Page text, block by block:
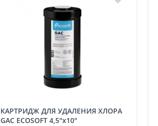
КАРТРИДЖ ДЛЯ УДАЛЕНИЯ ХЛОРА
GAC ECOSOFT 4,5"x10"